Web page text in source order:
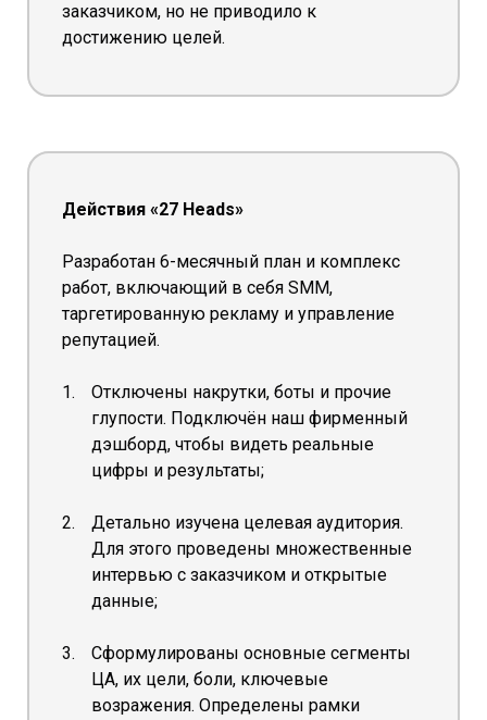
заказчиком, но не приводило к
достижению целей.
Действия «27 Heads»
Разработан 6-месячный план и комплекс
работ, включающий в себя SMM,
таргетированную рекламу и управление
репутацией.
Отключены накрутки, боты и прочие
глупости. Подключён наш фирменный
дэшборд, чтобы видеть реальные
цифры и результаты;
Детально изучена целевая аудитория.
Для этого проведены множественные
интервью с заказчиком и открытые
данные;
Сформулированы основные сегменты
ЦА, их цели, боли, ключевые
возражения. Определены рамки